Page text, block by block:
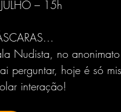
– 15h
Nudista, no
perguntar, hoje é só
interação!